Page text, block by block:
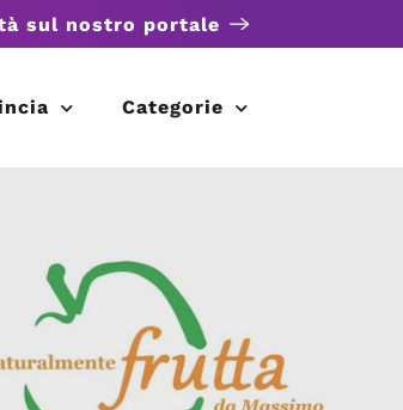
sul nostro portale
Categorie